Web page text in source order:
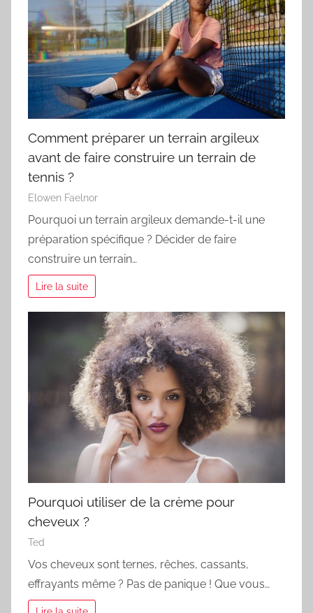
Comment préparer un terrain argileux
avant de faire construire un terrain de
tennis ?
Elowen Faelnor
Pourquoi un terrain argileux demande-t-il une
préparation spécifique ? Décider de faire
construire un terrain…
Lire la suite
Pourquoi utiliser de la crème pour
cheveux ?
Ted
Vos cheveux sont ternes, rêches, cassants,
effrayants même ? Pas de panique ! Que vous…